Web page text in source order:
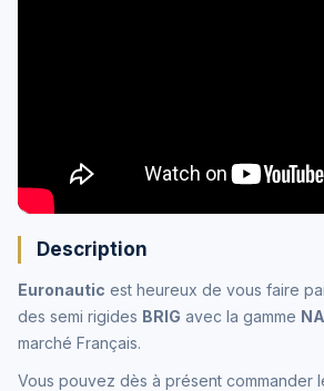
Description
Euronautic est heureux de vous faire
des semi rigides BRIG avec la gamme
marché Français.
Vous pouvez dès à présent commander